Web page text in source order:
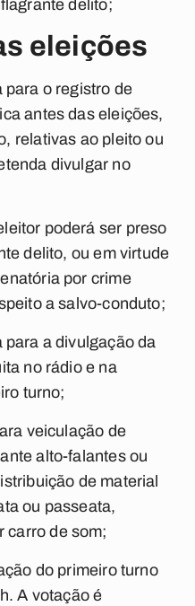
delito;
eleições
para o registro de
antes das eleições,
relativas ao pleito ou
divulgar no
poderá ser preso
delito, ou em virtude
por crime
a salvo-conduto;
para a divulgação da
no rádio e na
turno;
veiculação de
alto-falantes ou
de material
ou passeata,
carro de som;
do primeiro turno
A votação é